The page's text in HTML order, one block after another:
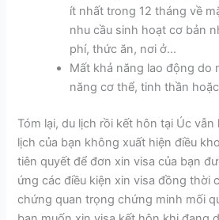
ít nhất trong 12 tháng về
nhu cầu sinh hoạt cơ bản
phí, thức ăn, nơi ở…
Mất khả năng lao động do
năng cơ thể, tinh thần
Tóm lại, du lịch rồi kết hôn tại Úc
lịch của bạn không xuất hiện điều
tiên quyết để đơn xin visa của bạn
ứng các điều kiện xin visa đồng thời
chứng quan trọng chứng minh mối